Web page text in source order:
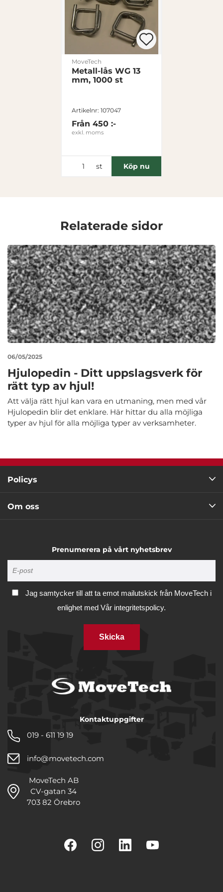
Tillåt alla
Tillåt urval
Avvisa
MoveTech
Metall-lås WG 13
mm, 1000 st
Artikelnr: 107047
Från 450 :-
exkl. moms
st Köp nu
Relaterade sidor
06/05/2025
Hjulopedin - Ditt uppslagsverk för
rätt typ av hjul!
Att välja rätt hjul kan vara en utmaning, men med vår
Hjulopedin blir det enklare. Här hittar du alla möjliga
typer av hjul för alla möjliga typer av verksamheter.
Policys
Om oss
Prenumerera på vårt nyhetsbrev
Jag samtycker till att ta emot mailutskick från MoveTech i
enlighet med Vår integritetspolicy.
Skicka
Kontaktuppgifter
019 - 611 19 19
info@movetech.com
MoveTech AB
CV-gatan 34
703 82 Örebro